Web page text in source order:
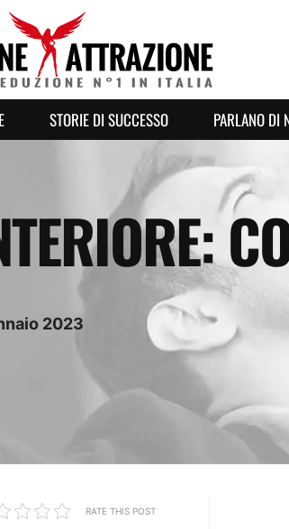
STORIE DI SUCCESSO PARLANO DI
2023
RATE THIS POST